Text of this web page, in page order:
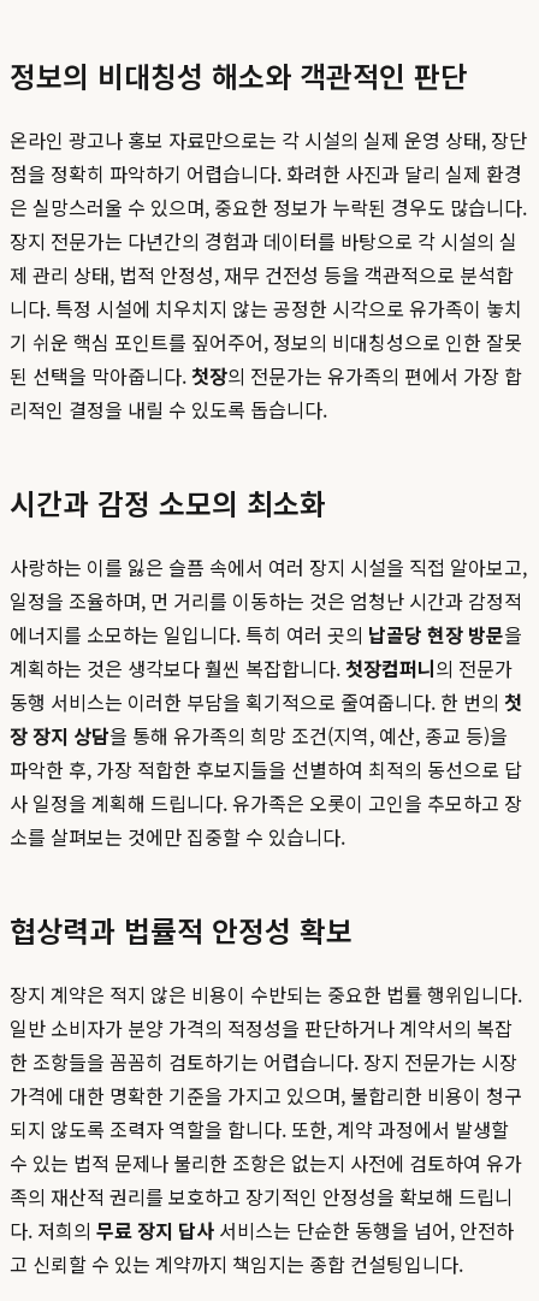
정보의 비대칭성 해소와 객관적인 판단
온라인 광고나 홍보 자료만으로는 각 시설의 실제 운영 상태, 장단
점을 정확히 파악하기 어렵습니다. 화려한 사진과 달리 실제 환경
은 실망스러울 수 있으며, 중요한 정보가 누락된 경우도 많습니다.
장지 전문가는 다년간의 경험과 데이터를 바탕으로 각 시설의 실
제 관리 상태, 법적 안정성, 재무 건전성 등을 객관적으로 분석합
니다. 특정 시설에 치우치지 않는 공정한 시각으로 유가족이 놓치
기 쉬운 핵심 포인트를 짚어주어, 정보의 비대칭성으로 인한 잘못
된 선택을 막아줍니다.첫장의 전문가는 유가족의 편에서 가장 합
리적인 결정을 내릴 수 있도록 돕습니다.
시간과 감정 소모의 최소화
사랑하는 이를 잃은 슬픔 속에서 여러 장지 시설을 직접 알아보고,
일정을 조율하며, 먼 거리를 이동하는 것은 엄청난 시간과 감정적
에너지를 소모하는 일입니다. 특히 여러 곳의 납골당 현장 방문을
계획하는 것은 생각보다 훨씬 복잡합니다.첫장컴퍼니의 전문가
동행 서비스는 이러한 부담을 획기적으로 줄여줍니다. 한 번의 첫
장 장지 상담을 통해 유가족의 희망 조건(지역, 예산, 종교 등)을
파악한 후, 가장 적합한 후보지들을 선별하여 최적의 동선으로 답
사 일정을 계획해 드립니다. 유가족은 오롯이 고인을 추모하고 장
소를 살펴보는 것에만 집중할 수 있습니다.
협상력과 법률적 안정성 확보
장지 계약은 적지 않은 비용이 수반되는 중요한 법률 행위입니다.
일반 소비자가 분양 가격의 적정성을 판단하거나 계약서의 복잡
한 조항들을 꼼꼼히 검토하기는 어렵습니다. 장지 전문가는 시장
가격에 대한 명확한 기준을 가지고 있으며, 불합리한 비용이 청구
되지 않도록 조력자 역할을 합니다. 또한, 계약 과정에서 발생할
수 있는 법적 문제나 불리한 조항은 없는지 사전에 검토하여 유가
족의 재산적 권리를 보호하고 장기적인 안정성을 확보해 드립니
다. 저희의 무료 장지 답사 서비스는 단순한 동행을 넘어, 안전하
고 신뢰할 수 있는 계약까지 책임지는 종합 컨설팅입니다.